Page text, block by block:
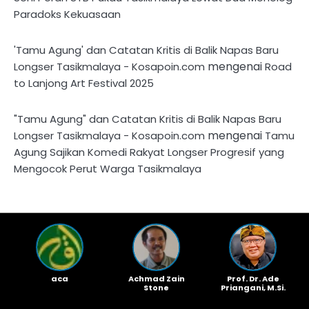
Paradoks Kekuasaan
'Tamu Agung' dan Catatan Kritis di Balik Napas Baru
Longser Tasikmalaya - Kosapoin.com mengenaiRoad
to Lanjong Art Festival 2025
"Tamu Agung" dan Catatan Kritis di Balik Napas Baru
Longser Tasikmalaya - Kosapoin.com mengenai Tamu
Agung Sajikan Komedi Rakyat Longser Progresif yang
Mengocok Perut Warga Tasikmalaya
aca
Achmad Zain
Stone
Prof. Dr. Ade
Priangani, M.Si.